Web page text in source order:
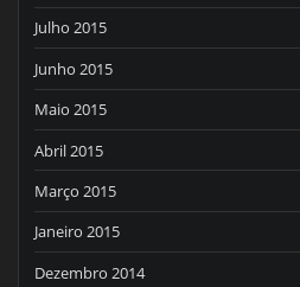
Julho 2015
Junho 2015
Maio 2015
Abril 2015
Março 2015
Janeiro 2015
Dezembro 2014